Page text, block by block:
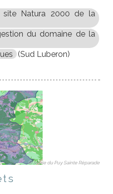
site Natura 2000 de la
du domaine de la
(Sud Luberon)
© Mairie du Puy Sainte Réparade